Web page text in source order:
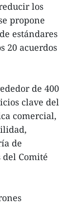
los
propone
estándares
20 acuerdos
de 400
clave del
comercial,
de
Comité